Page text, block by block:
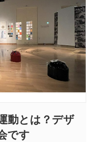
動とは？デザ
です